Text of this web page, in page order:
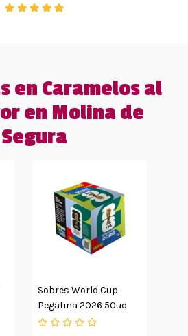
en Caramelos al
en Molina de
Segura
Sobres World Cup
Pegatina 2026 50ud